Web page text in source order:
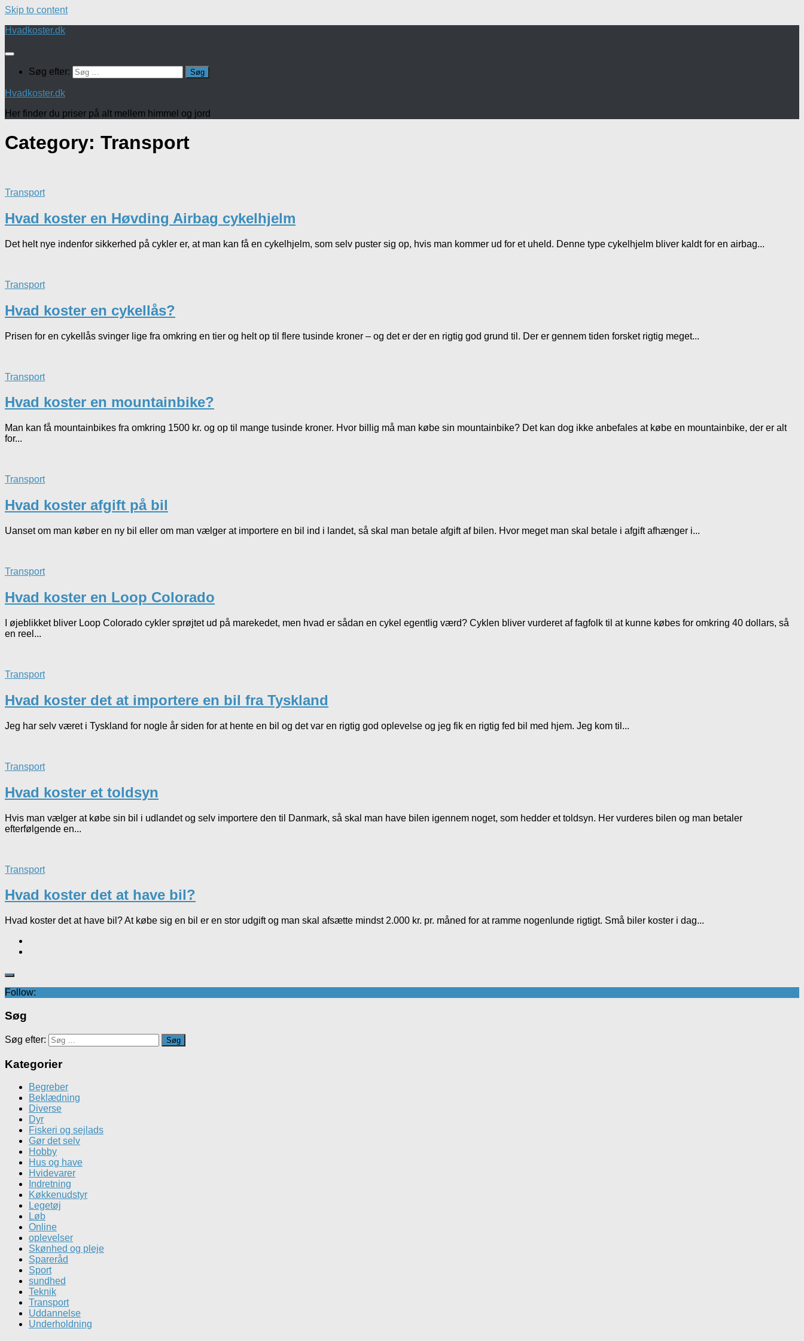
Skip to content
Hvadkoster.dk
Søg efter:
Hvadkoster.dk
Her finder du priser på alt mellem himmel og jord
Category: Transport
Transport
Hvad koster en Høvding Airbag cykelhjelm
Det helt nye indenfor sikkerhed på cykler er, at man kan få en cykelhjelm, som selv puster sig op, hvis man kommer ud for et uheld. Denne type cykelhjelm bliver kaldt for en airbag...
Transport
Hvad koster en cykellås?
Prisen for en cykellås svinger lige fra omkring en tier og helt op til flere tusinde kroner – og det er der en rigtig god grund til. Der er gennem tiden forsket rigtig meget...
Transport
Hvad koster en mountainbike?
Man kan få mountainbikes fra omkring 1500 kr. og op til mange tusinde kroner. Hvor billig må man købe sin mountainbike? Det kan dog ikke anbefales at købe en mountainbike, der er alt
for...
Transport
Hvad koster afgift på bil
Uanset om man køber en ny bil eller om man vælger at importere en bil ind i landet, så skal man betale afgift af bilen. Hvor meget man skal betale i afgift afhænger i...
Transport
Hvad koster en Loop Colorado
I øjeblikket bliver Loop Colorado cykler sprøjtet ud på marekedet, men hvad er sådan en cykel egentlig værd? Cyklen bliver vurderet af fagfolk til at kunne købes for omkring 40 dollars, så
en reel...
Transport
Hvad koster det at importere en bil fra Tyskland
Jeg har selv været i Tyskland for nogle år siden for at hente en bil og det var en rigtig god oplevelse og jeg fik en rigtig fed bil med hjem. Jeg kom til...
Transport
Hvad koster et toldsyn
Hvis man vælger at købe sin bil i udlandet og selv importere den til Danmark, så skal man have bilen igennem noget, som hedder et toldsyn. Her vurderes bilen og man betaler
efterfølgende en...
Transport
Hvad koster det at have bil?
Hvad koster det at have bil? At købe sig en bil er en stor udgift og man skal afsætte mindst 2.000 kr. pr. måned for at ramme nogenlunde rigtigt. Små biler koster i dag...
Follow:
Søg
Søg efter:
Kategorier
Begreber
Beklædning
Diverse
Dyr
Fiskeri og sejlads
Gør det selv
Hobby
Hus og have
Hvidevarer
Indretning
Køkkenudstyr
Legetøj
Løb
Online
oplevelser
Skønhed og pleje
Spareråd
Sport
sundhed
Teknik
Transport
Uddannelse
Underholdning